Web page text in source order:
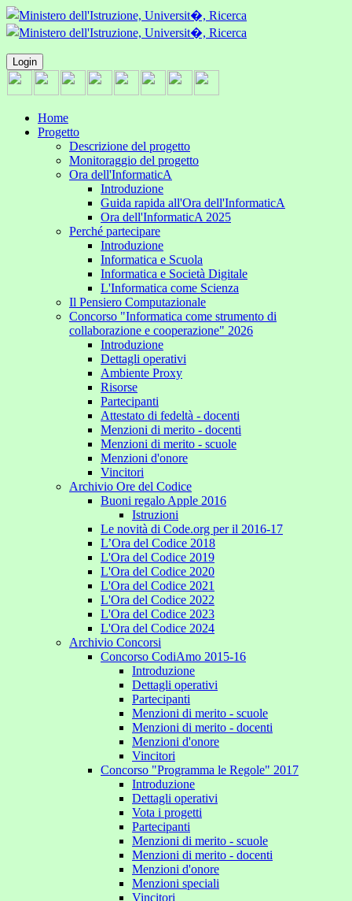
Login
Home
Progetto
Descrizione del progetto
Monitoraggio del progetto
Ora dell'InformaticA
Introduzione
Guida rapida all'Ora dell'InformaticA
Ora dell'InformaticA 2025
Perché partecipare
Introduzione
Informatica e Scuola
Informatica e Società Digitale
L'Informatica come Scienza
Il Pensiero Computazionale
Concorso "Informatica come strumento di
collaborazione e cooperazione" 2026
Introduzione
Dettagli operativi
Ambiente Proxy
Risorse
Partecipanti
Attestato di fedeltà - docenti
Menzioni di merito - docenti
Menzioni di merito - scuole
Menzioni d'onore
Vincitori
Archivio Ore del Codice
Buoni regalo Apple 2016
Istruzioni
Le novità di Code.org per il 2016-17
L’Ora del Codice 2018
L'Ora del Codice 2019
L'Ora del Codice 2020
L'Ora del Codice 2021
L'Ora del Codice 2022
L'Ora del Codice 2023
L'Ora del Codice 2024
Archivio Concorsi
Concorso CodiAmo 2015-16
Introduzione
Dettagli operativi
Partecipanti
Menzioni di merito - scuole
Menzioni di merito - docenti
Menzioni d'onore
Vincitori
Concorso "Programma le Regole" 2017
Introduzione
Dettagli operativi
Vota i progetti
Partecipanti
Menzioni di merito - scuole
Menzioni di merito - docenti
Menzioni d'onore
Menzioni speciali
Vincitori